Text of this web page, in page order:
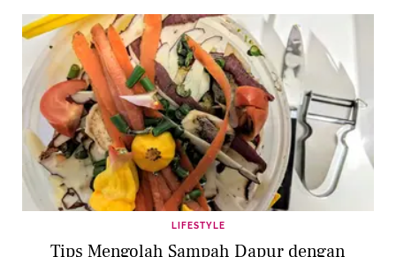
LIFESTYLE
Tips Mengolah Sampah Dapur dengan